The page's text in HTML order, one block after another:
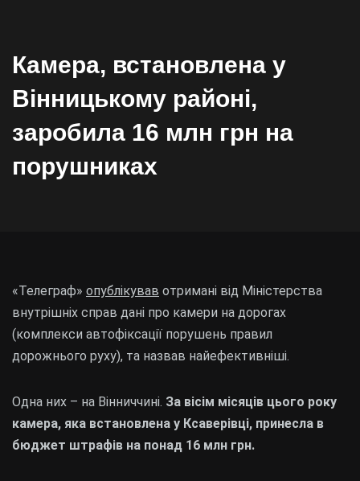
Камера, встановлена у
Вінницькому районі,
заробила 16 млн грн на
порушниках
«Телеграф» опублікував отримані від Міністерства
внутрішніх справ дані про камери на дорогах
(комплекси автофіксації порушень правил
дорожнього руху), та назвав найефективніші.
Одна них – на Вінниччині. За вісім місяців цього року
камера, яка встановлена у Ксаверівці, принесла в
бюджет штрафів на понад 16 млн грн.